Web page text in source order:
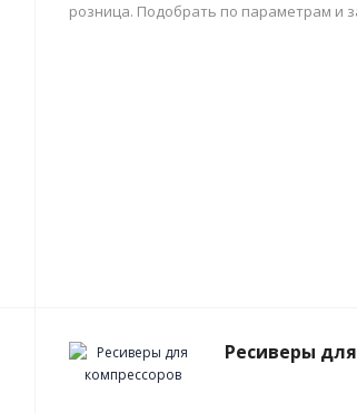
розница. Подобрать по параметрам и
Ресиверы